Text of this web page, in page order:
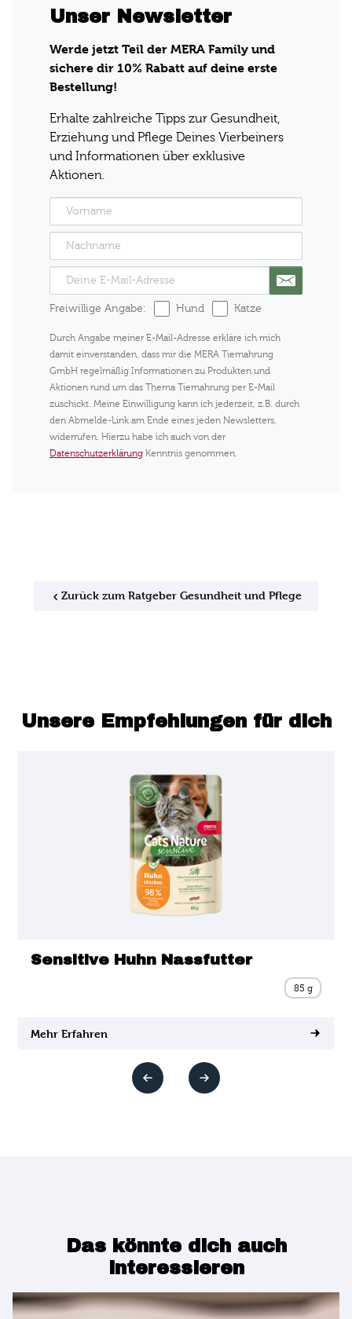
Unser Newsletter
Werde jetzt Teil der MERA Family und
sichere dir 10% Rabatt auf deine erste
Bestellung!
Erhalte zahlreiche Tipps zur Gesundheit,
Erziehung und Pflege Deines Vierbeiners
und Informationen über exklusive
Aktionen.
Freiwillige Angabe: Hund Katze
Durch Angabe meiner E-Mail-Adresse erkläre ich mich
damit einverstanden, dass mir die MERA Tiernahrung
GmbH regelmäßig Informationen zu Produkten und
Aktionen rund um das Thema Tiernahrung per E-Mail
zuschickt. Meine Einwilligung kann ich jederzeit, z.B. durch
den Abmelde-Link am Ende eines jeden Newsletters,
widerrufen. Hierzu habe ich auch von der
Datenschutzerklärung Kenntnis genommen.
Zurück zum Ratgeber Gesundheit und Pflege
Unsere Empfehlungen für dich
Sensitive Huhn Nassfutter
85 g
Mehr Erfahren
Das könnte dich auch
interessieren